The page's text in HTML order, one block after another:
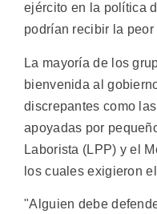
ejército en la política
podrían recibir la peor
La mayoría de los
bienvenida al
discrepantes como
apoyadas por
Laborista (LPP) y el
los cuales exigieron
"Alguien debe